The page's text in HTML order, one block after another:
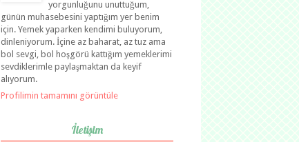
yorgunluğunu unuttuğum,
günün muhasebesini yaptığım yer benim
için. Yemek yaparken kendimi buluyorum,
dinleniyorum. İçine az baharat, az tuz ama
bol sevgi, bol hoşgörü kattığım yemeklerimi
sevdiklerimle paylaşmaktan da keyif
alıyorum.
Profilimin tamamını görüntüle
İletişim